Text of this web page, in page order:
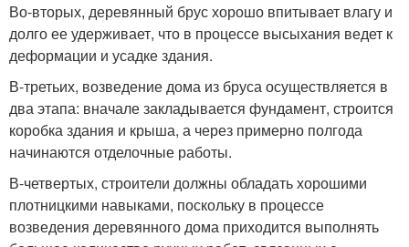
Во-вторых, деревянный брус хорошо впитывает влагу и
долго ее удерживает, что в процессе высыхания ведет к
деформации и усадке здания.
В-третьих, возведение дома из бруса осуществляется в
два этапа: вначале закладывается фундамент, строится
коробка здания и крыша, а через примерно полгода
начинаются отделочные работы.
В-четвертых, строители должны обладать хорошими
плотницкими навыками, поскольку в процессе
возведения деревянного дома приходится выполнять